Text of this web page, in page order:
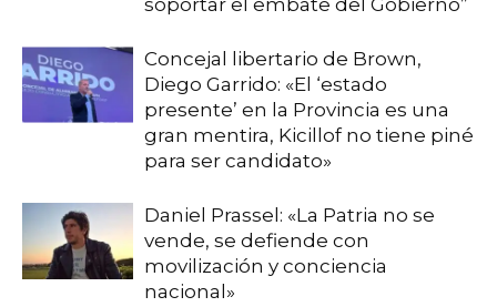
soportar el embate del Gobierno”
Concejal libertario de Brown,
Diego Garrido: «El ‘estado
presente’ en la Provincia es una
gran mentira, Kicillof no tiene piné
para ser candidato»
Daniel Prassel: «La Patria no se
vende, se defiende con
movilización y conciencia
nacional»